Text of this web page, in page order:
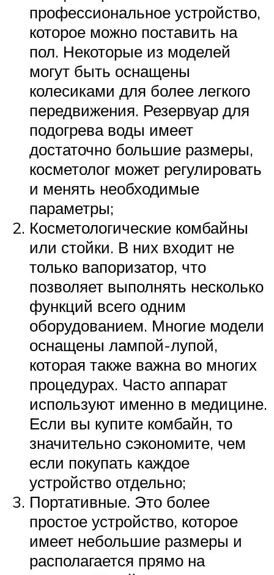
профессиональное устройство,
которое можно поставить на
пол. Некоторые из моделей
могут быть оснащены
колесиками для более легкого
передвижения. Резервуар для
подогрева воды имеет
достаточно большие размеры,
косметолог может регулировать
и менять необходимые
параметры;
Косметологические комбайны
или стойки. В них входит не
только вапоризатор, что
позволяет выполнять несколько
функций всего одним
оборудованием. Многие модели
оснащены лампой-лупой,
которая также важна во многих
процедурах. Часто аппарат
используют именно в медицине.
Если вы купите комбайн, то
значительно сэкономите, чем
если покупать каждое
устройство отдельно;
Портативные. Это более
простое устройство, которое
имеет небольшие размеры и
располагается прямо на